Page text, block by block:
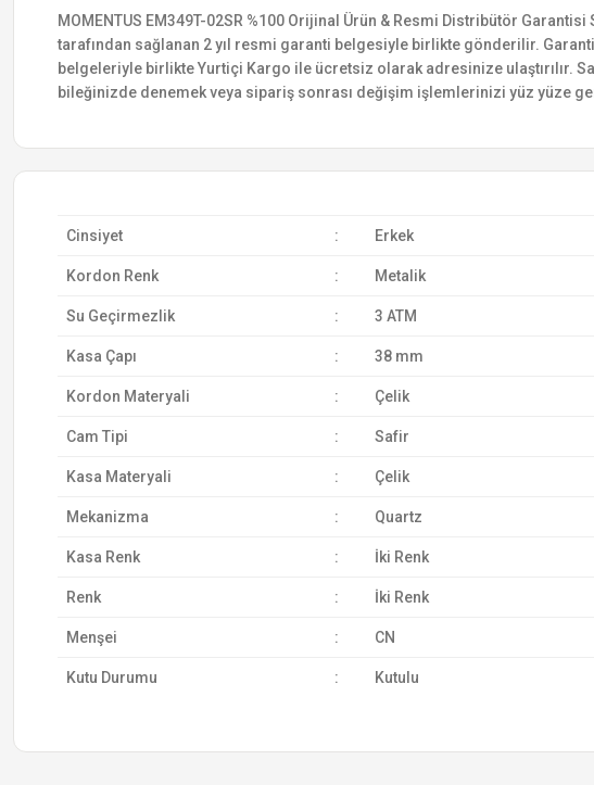
MOMENTUS EM349T-02SR %100 Orijinal Ürün & Resmi Distribütör
tarafından sağlanan 2 yıl resmi garanti belgesiyle birlikte gönderilir.
belgeleriyle birlikte Yurtiçi Kargo ile ücretsiz olarak adresinize ulaştırılır.
bileğinizde denemek veya sipariş sonrası değişim işlemlerinizi yüz yüze
Cinsiyet : Erkek
Kordon Renk : Metalik
Su Geçirmezlik : 3 ATM
Kasa Çapı : 38 mm
Kordon Materyali : Çelik
Cam Tipi : Safir
Kasa Materyali : Çelik
Mekanizma : Quartz
Kasa Renk : İki Renk
Renk : İki Renk
Menşei : CN
Kutu Durumu : Kutulu